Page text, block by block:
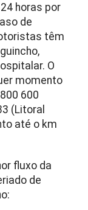
horas por
de
têm
O
momento
600
(Litoral
até o km
fluxo da
de